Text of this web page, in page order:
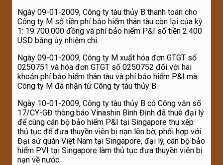
Ngày 09-01-2009, Công ty tàu thủy B thanh toán cho
Công ty M số tiền phí bảo hiểm thân tàu còn lại của kỳ
1: 19.700.000 đồng và phí bảo hiểm P&I số tiền 2.400
USD bằng ủy nhiệm chi.
Ngày 09-01-2009, Công ty M xuất hóa đơn GTGT số
0250751 và hóa đơn GTGT số 0250752 đối với hai
khoản phí bảo hiểm thân tàu và phí bảo hiểm P&I mà
Công ty M đã nhận từ Công ty tàu thủy B.
Ngày 10-01-2009, Công ty tàu thủy B có Công văn số
17/CY-GĐ thông báo Vinashin Bình Định đã thuê đại lý
để cùng cán bộ bảo hiểm P&I tại Singapore thu xếp
thủ tục để đưa thuyền viên bị nạn lên bờ; phối hợp với
Đại sứ quán Việt Nam tại Singapore, đại lý, cán bộ bảo
hiểm PVI tại Singapore làm thủ tục đưa thuyền viên bị
nạn về nước.